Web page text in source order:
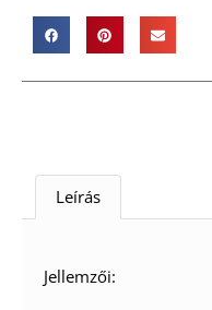
Leírás
Jellemzői: